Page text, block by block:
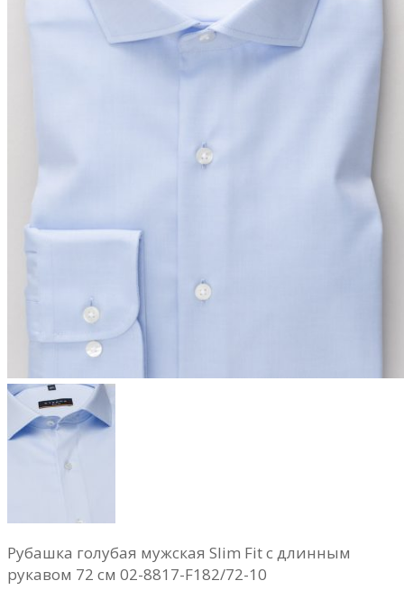
Рубашка голубая мужская Slim Fit с длинным
рукавом 72 см 02-8817-F182/72-10